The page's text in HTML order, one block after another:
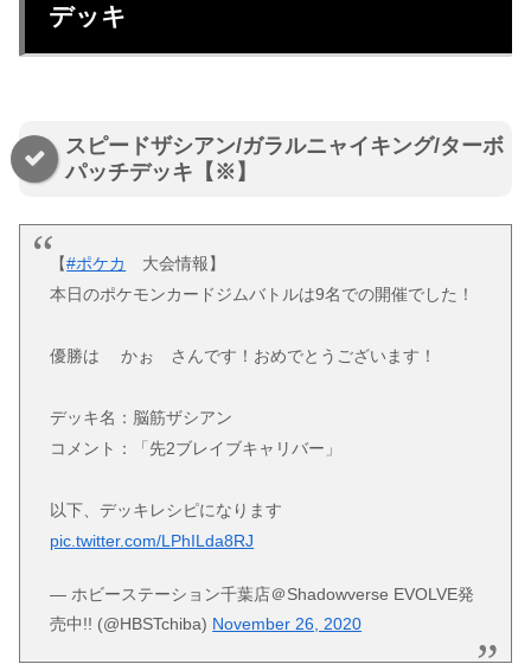
デッキ
スピードザシアン/ガラルニャイキング/ターボ
パッチデッキ【※】
【#ポケカ
大会情報】
本日のポケモンカードジムバトルは9名での開催でした！
優勝は かぉ さんです！おめでとうございます！
デッキ名：脳筋ザシアン
コメント：「先2ブレイブキャリバー」
以下、デッキレシピになります
pic.twitter.com/LPhILda8RJ
— ホビーステーション千葉店＠Shadowverse EVOLVE発
売中!! (@HBSTchiba) November 26, 2020